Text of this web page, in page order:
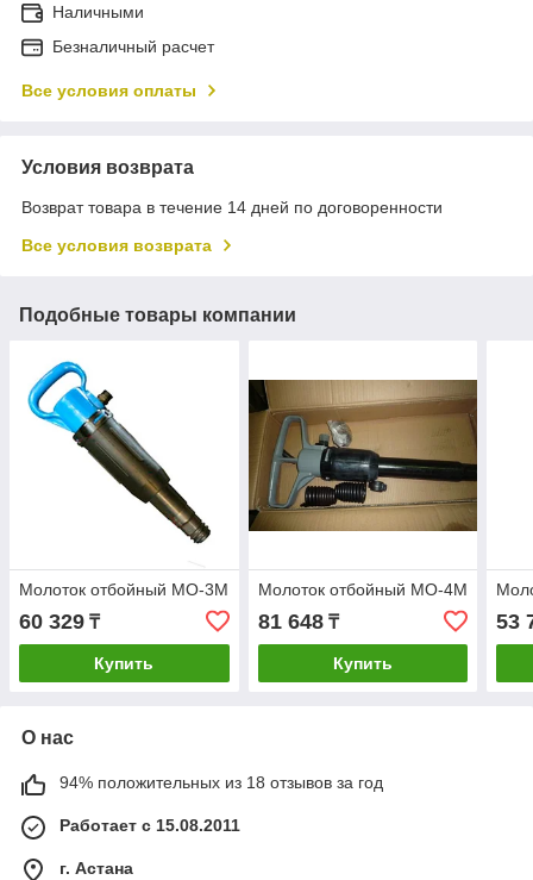
Наличными
Безналичный расчет
Все условия оплаты
Условия возврата
Возврат товара в течение 14 дней по договоренности
Все условия возврата
Подобные товары компании
Молоток отбойный MO-3M
60 329 ₸
Купить
Молоток отбойный MO-4M
81 648₸
Купить
53
О нас
94% положительных из 18 отзывов за год
Работает с 15.08.2011
г. Астана